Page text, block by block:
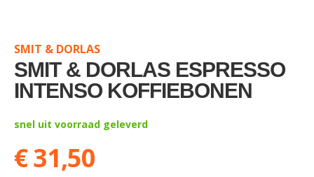
beginning
of
the
images
SMIT & DORLAS
SMIT & DORLAS ESPRESSO
INTENSO KOFFIEBONEN
snel uit voorraad geleverd
€ 31,50